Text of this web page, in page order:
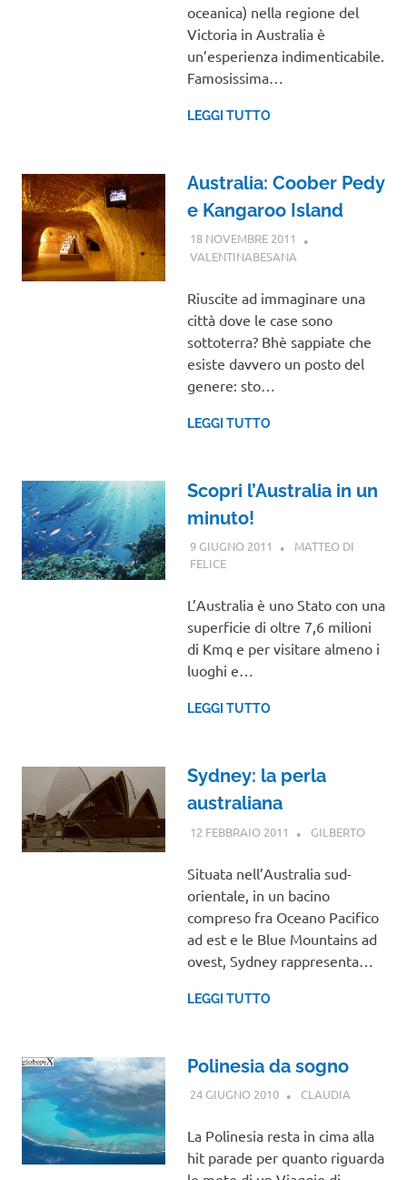
oceanica) nella regione del
Victoria in Australia è
un’esperienza indimenticabile.
Famosissima…
LEGGI TUTTO
Australia: Coober Pedy
e Kangaroo Island
18 NOVEMBRE 2011
VALENTINABESANA
Riuscite ad immaginare una
città dove le case sono
sottoterra? Bhè sappiate che
esiste davvero un posto del
genere: sto…
LEGGI TUTTO
Scopri l’Australia in un
minuto!
9 GIUGNO 2011
MATTEO DI
FELICEOCEANIA
L’Australia è uno Stato con una
superficie di oltre 7,6 milioni
di Kmq e per visitare almeno i
luoghi e…
LEGGI TUTTO
Sydney: la perla
australiana
12 FEBBRAIO 2011 GILBERTO
Situata nell’Australia sud-
orientale, in un bacino
compreso fra Oceano Pacifico
ad est e le Blue Mountains ad
ovest, Sydney rappresenta…
LEGGI TUTTO
Polinesia da sogno
24 GIUGNO 2010 CLAUDIA
NEL
MONDO
La Polinesia resta in cima alla
hit parade per quanto riguarda